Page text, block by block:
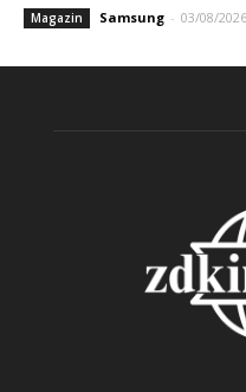
Magazin Samsung - 03/08/2026